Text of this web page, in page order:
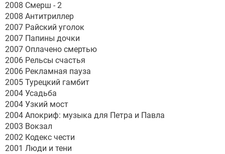
2008 Смерш - 2
2008 Антитриллер
2007 Райский уголок
2007 Папины дочки
2007 Оплачено смертью
2006 Рельсы счастья
2006 Рекламная пауза
2005 Турецкий гамбит
2004 Усадьба
2004 Узкий мост
2004 Апокриф: музыка для Петра и Павла
2003 Вокзал
2002 Кодекс чести
2001 Люди и тени